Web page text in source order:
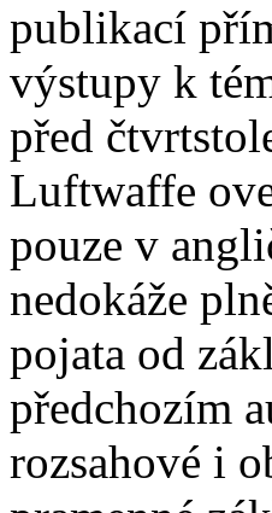
publikací
výstupy k
před
Luftwaffe
pouze v
nedokáže
pojata od
předchozím
rozsahové i